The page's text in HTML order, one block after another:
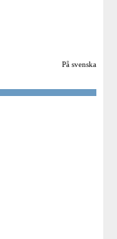
På svenska